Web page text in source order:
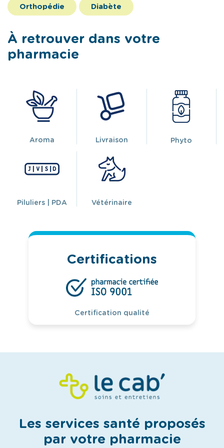
Orthopédie Diabète
À retrouver dans votre
pharmacie
Aroma Livraison Phyto
Piluliers | PDA Vétérinaire
Certifications
Certification qualité
Les services santé proposés
par votre pharmacie